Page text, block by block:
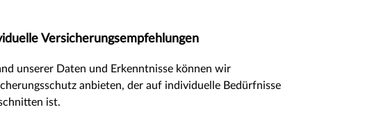
Versicherungsempfehlungen
unserer Daten und Erkenntnisse können wir
anbieten, der auf individuelle Bedürfnisse
ist.